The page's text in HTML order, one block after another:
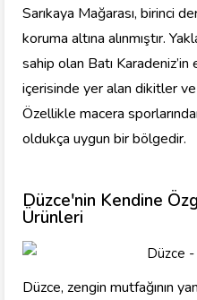
Sarıkaya Mağarası, birinci
koruma altına alınmıştır.
sahip olan Batı Karadeniz’in
içerisinde yer alan dikitler
Özellikle macera
oldukça uygun bir bölgedir.
Düzce'nin Kendine
Ürünleri
Düzce, zengin mutfağının